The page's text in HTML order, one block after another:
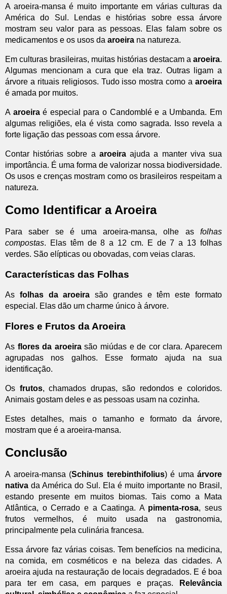
A aroeira-mansa é muito importante em várias culturas da
América do Sul. Lendas e histórias sobre essa árvore
mostram seu valor para as pessoas. Elas falam sobre os
medicamentos e os usos da aroeira na natureza.
Em culturas brasileiras, muitas histórias destacam a aroeira.
Algumas mencionam a cura que ela traz. Outras ligam a
árvore a rituais religiosos. Tudo isso mostra como a aroeira
é amada por muitos.
A aroeiraé especial para o Candomblé e a Umbanda. Em
algumas religiões, ela é vista como sagrada. Isso revela a
forte ligação das pessoas com essa árvore.
Contar histórias sobre a aroeiraajuda a manter viva sua
importância. É uma forma de valorizar nossa biodiversidade.
Os usos e crenças mostram como os brasileiros respeitam a
natureza.
Como Identificar a Aroeira
Para saber se é uma aroeira-mansa, olhe as folhas
compostas. Elas têm de 8 a 12 cm. E de 7 a 13 folhas
verdes. São elípticas ou obovadas, com veias claras.
Características das Folhas
As folhas da aroeira são grandes e têm este formato
especial. Elas dão um charme único à árvore.
Flores e Frutos da Aroeira
As flores da aroeirasão miúdas e de cor clara. Aparecem
agrupadas nos galhos. Esse formato ajuda na sua
identificação.
Os frutos, chamados drupas, são redondos e coloridos.
Animais gostam deles e as pessoas usam na cozinha.
Estes detalhes, mais o tamanho e formato da árvore,
mostram que é a aroeira-mansa.
Conclusão
A aroeira-mansa (Schinus terebinthifolius) é uma árvore
nativa da América do Sul. Ela é muito importante no Brasil,
estando presente em muitos biomas. Tais como a Mata
Atlântica, o Cerrado e a Caatinga. A pimenta-rosa, seus
frutos vermelhos, é muito usada na gastronomia,
principalmente pela culinária francesa.
Essa árvore faz várias coisas. Tem benefícios na medicina,
na comida, em cosméticos e na beleza das cidades. A
aroeira ajuda na restauração de locais degradados. E é boa
para ter em casa, em parques e praças.
Relevância